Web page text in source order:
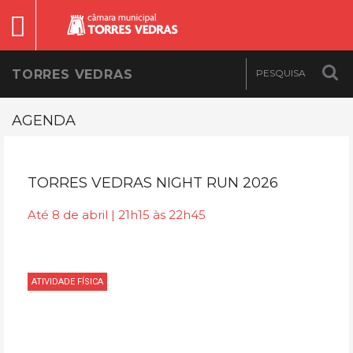
TORRES VEDRAS
AGENDA
TORRES VEDRAS NIGHT RUN 2026
Até 8 de abril | 21h15 às 22h45
ATIVIDADE FÍSICA